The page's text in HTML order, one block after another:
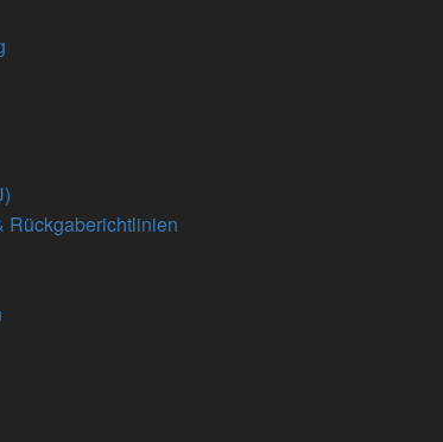
Rückgaberichtlinien